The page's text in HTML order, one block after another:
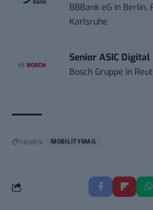
BBBank eG in Berlin,
Karlsruhe
Senior ASIC Digital
Bosch Gruppe in
THEMEN: MOBILITYMAG